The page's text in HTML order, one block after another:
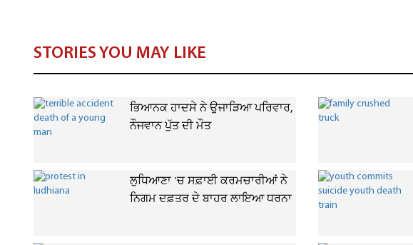
STORIES YOU MAY LIKE
ਭਿਆਨਕ ਹਾਦਸੇ ਨੇ ਉਜਾੜਿਆ ਪਰਿਵਾਰ,
ਨੌਜਵਾਨ ਪੁੱਤ ਦੀ ਮੌਤ
ਲੁਧਿਆਣਾ 'ਚ ਸਫ਼ਾਈ ਕਰਮਚਾਰੀਆਂ ਨੇ
ਨਿਗਮ ਦਫ਼ਤਰ ਦੇ ਬਾਹਰ ਲਾਇਆ ਧਰਨਾ